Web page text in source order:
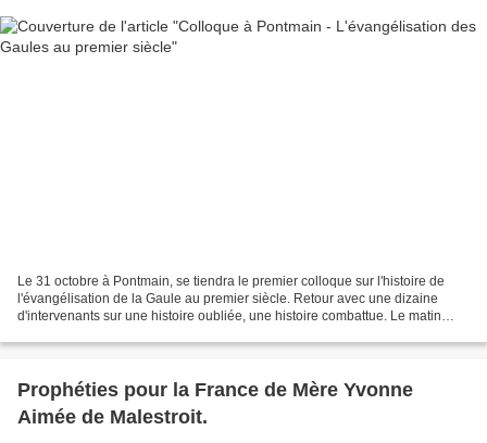
Le 31 octobre à Pontmain, se tiendra le premier colloque sur l'histoire de
l'évangélisation de la Gaule au premier siècle. Retour avec une dizaine
d'intervenants sur une histoire oubliée, une histoire combattue. Le matin
Prophéties pour la France de Mère Yvonne
Aimée de Malestroit.